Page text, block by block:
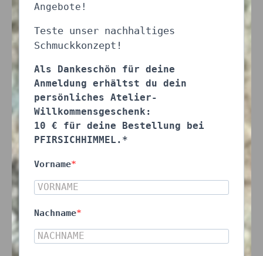
Angebote!
Teste unser nachhaltiges
Schmuckkonzept!
Als Dankeschön für deine
Anmeldung erhältst du dein
persönliches Atelier-
Willkommensgeschenk:
10 € für deine Bestellung bei
PFIRSICHHIMMEL.*
Vorname
Nachname